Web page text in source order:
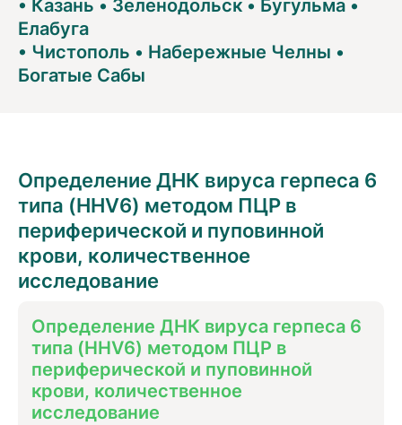
Елабуга
• Чистополь • Набережные Челны •
Богатые Сабы
Определение ДНК вируса герпеса 6
типа (HHV6) методом ПЦР в
периферической и пуповинной
крови, количественное
исследование
Определение ДНК вируса герпеса 6
типа (HHV6) методом ПЦР в
периферической и пуповинной
крови, количественное
исследование